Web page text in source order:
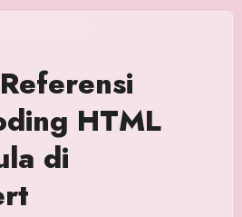
HTML
di